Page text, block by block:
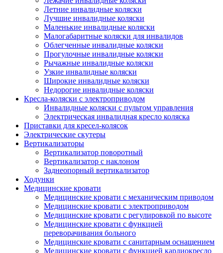
Летние инвалидные коляски
Лучшие инвалидные коляски
Маленькие инвалидные коляски
Малогабаритные коляски для инвалидов
Облегченные инвалидные коляски
Прогулочные инвалидные коляски
Рычажные инвалидные коляски
Узкие инвалидные коляски
Широкие инвалидные коляски
Недорогие инвалидные коляски
Кресла-коляски с электроприводом
Инвалидные коляски с пультом управления
Электрическая инвалидная кресло коляска
Приставки для кресел-колясок
Электрические скутеры
Вертикализаторы
Вертикализатор поворотный
Вертикализатор с наклоном
Заднеопорный вертикализатор
Ходунки
Медицинские кровати
Медицинские кровати с механическим приводом
Медицинские кровати с электроприводом
Медицинские кровати с регулировкой по высоте
Медицинские кровати с функцией
переворачивания больного
Медицинские кровати с санитарным оснащением
Медицинские кровати с функцией кардиокресло